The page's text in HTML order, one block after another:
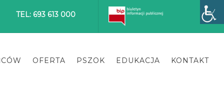
TEL: 693 613 000
OFERTA PSZOK EDUKACJA KONTAKT